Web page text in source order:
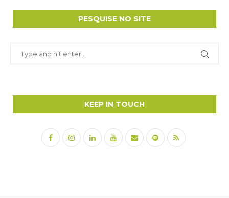
PESQUISE NO SITE
KEEP IN TOUCH